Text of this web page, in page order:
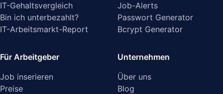
IT-Gehaltsvergleich
Bin ich unterbezahlt?
IT-Arbeitsmarkt-Report
Job-Alerts
Passwort Generator
Bcrypt Generator
Für Arbeitgeber
Job inserieren
Preise
Unternehmen
Über uns
Blog